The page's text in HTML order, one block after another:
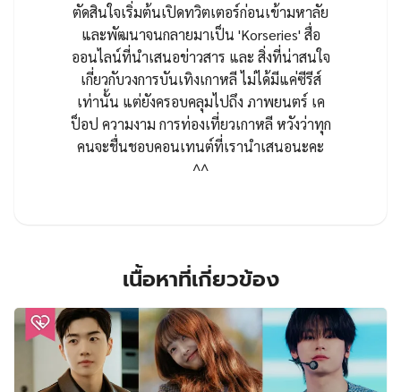
ตัดสินใจเริ่มต้นเปิดทวิตเตอร์ก่อนเข้ามหาลัย
และพัฒนาจนกลายมาเป็น 'Korseries' สื่อ
ออนไลน์ที่นำเสนอข่าวสาร และ สิ่งที่น่าสนใจ
เกี่ยวกับวงการบันเทิงเกาหลี ไม่ได้มีแค่ซีรีส์
เท่านั้น แต่ยังครอบคลุมไปถึง ภาพยนตร์ เค
ป็อป ความงาม การท่องเที่ยวเกาหลี หวังว่าทุก
คนจะชื่นชอบคอนเทนต์ที่เรานำเสนอนะคะ
^^
เนื้อหาที่เกี่ยวข้อง